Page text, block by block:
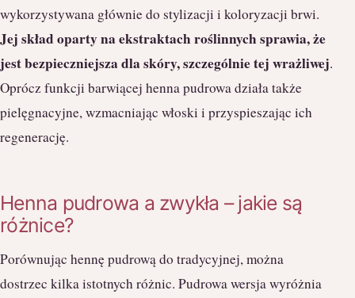
wykorzystywana głównie do stylizacji i koloryzacji brwi.
Jej skład oparty na ekstraktach roślinnych sprawia, że
jest bezpieczniejsza dla skóry, szczególnie tej wrażliwej.
Oprócz funkcji barwiącej henna pudrowa działa także
pielęgnacyjne, wzmacniając włoski i przyspieszając ich
regenerację.
Henna pudrowa a zwykła – jakie są
różnice?
Porównując hennę pudrową do tradycyjnej, można
dostrzec kilka istotnych różnic. Pudrowa wersja wyróżnia